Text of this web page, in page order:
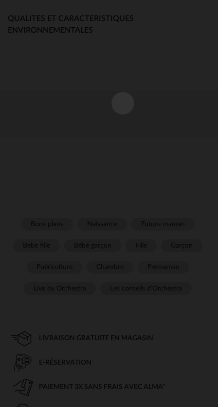
QUALITES ET CARACTERISTIQUES
ENVIRONNEMENTALES
LIVRAISON GRATUITE EN MAGASIN
E-RÉSERVATION
PAIEMENT 3X SANS FRAIS AVEC ALMA*